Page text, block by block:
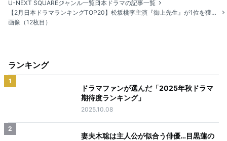
U-NEXT SQUAREジャンル一覧日本ドラマの記事一覧
【2月日本ドラマランキングTOP20】松坂桃李主演『御上先生』が1位を獲得！
画像（12枚目）
ランキング
1
ドラマファンが選んだ「2025年秋ドラマ
期待度ランキング」
2025.10.08
2
妻夫木聡は主人公が似合う俳優…目黒蓮の